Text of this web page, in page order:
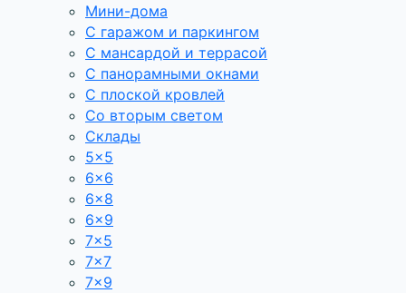
Мини-дома
С гаражом и паркингом
С мансардой и террасой
С панорамными окнами
С плоской кровлей
Со вторым светом
Склады
5×5
6×6
6×8
6×9
7×5
7×7
7×9